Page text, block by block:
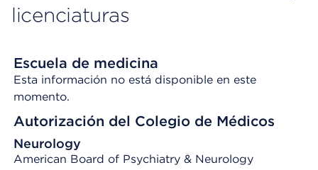
licenciaturas
Escuela de medicina
Esta información no está disponible en este
momento.
Autorización del Colegio de Médicos
Neurology
American Board of Psychiatry & Neurology